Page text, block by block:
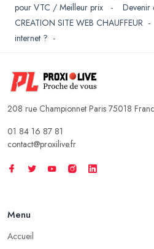
pour VTC / Meilleur prix
- Devenir
CREATION SITE WEB CHAUFFEUR -
internet ? -
208 rue Championnet Paris 75018
01 84 16 87 81
contact@proxilive.fr
Menu
Accueil